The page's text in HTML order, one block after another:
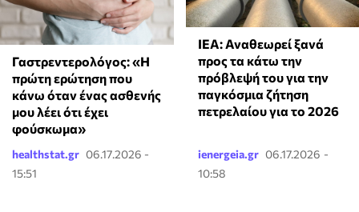
Γαστρεντερολόγος: «Η
πρώτη ερώτηση που
κάνω όταν ένας ασθενής
μου λέει ότι έχει
φούσκωμα»
healthstat.gr 06.17.2026 -
15:51
ΙΕΑ: Αναθεωρεί ξανά
προς τα κάτω την
πρόβλεψή του για την
παγκόσμια ζήτηση
πετρελαίου για το 2026
ienergeia.gr 06.17.2026 -
10:58